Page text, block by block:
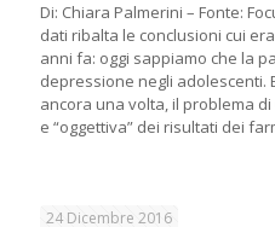
Di: Chiara Palmerini – Fonte:
dati ribalta le conclusioni cui
anni fa: oggi sappiamo che la
depressione negli adolescenti.
ancora una volta, il problema
e “oggettiva” dei risultati dei
24 Dicembre 2016